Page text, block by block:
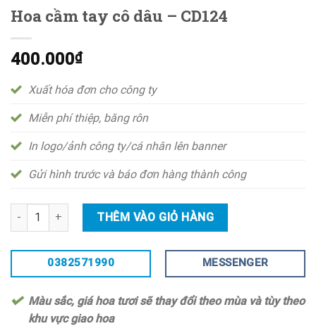
Hoa cầm tay cô dâu – CD124
400.000₫
Xuất hóa đơn cho công ty
Miễn phí thiệp, băng rôn
In logo/ảnh công ty/cá nhân lên banner
Gửi hình trước và báo đơn hàng thành công
Hoa cầm tay cô dâu - CD124 số lượng
THÊM VÀO GIỎ HÀNG
0382571990 MESSENGER
Màu sắc, giá hoa tươi sẽ thay đổi theo mùa và tùy theo
khu vực giao hoa